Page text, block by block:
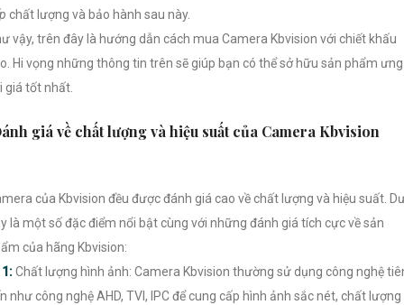
chất lượng và bảo hành sau này.
vậy, trên đây là hướng dẫn cách mua Camera Kbvision với chiết khấu
Hi vọng những thông tin trên sẽ giúp bạn có thể sở hữu sản phẩm
giá tốt nhất.
giá về chất lượng và hiệu suất của Camera Kbvision
của Kbvision đều được đánh giá cao về chất lượng và hiệu suất.
là một số đặc điểm nổi bật cùng với những đánh giá tích cực về sản
của hãng Kbvision:
1:Chất lượng hình ảnh: Camera Kbvision thường sử dụng công nghệ
như công nghệ AHD, TVI, IPC để cung cấp hình ảnh sắc nét, chất lượng